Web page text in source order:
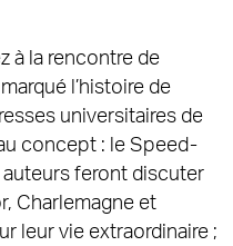
à la rencontre de
l’histoire de
universitaires de
concept : le Speed-
auteurs feront discuter
Charlemagne et
leur vie extraordinaire ;